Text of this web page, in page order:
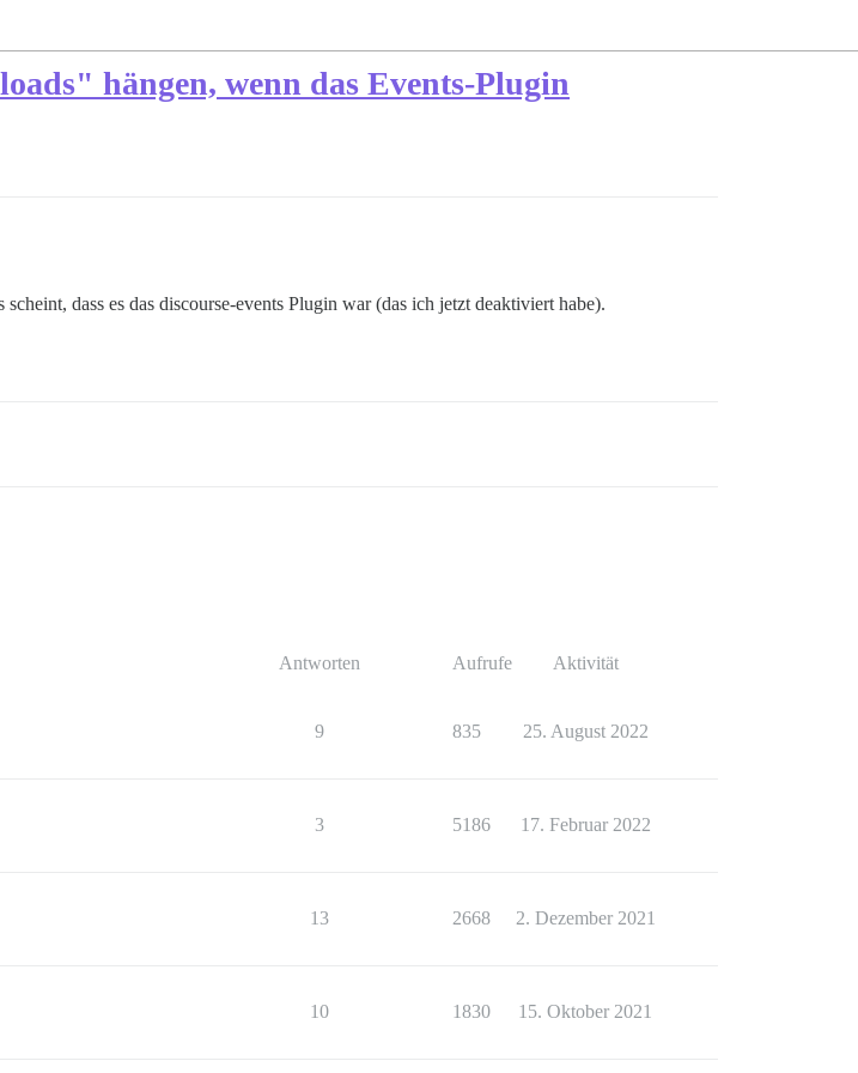
hängen, wenn das Events-Plugin
dass es das discourse-events Plugin war (das ich jetzt deaktiviert habe).
Antworten Aufrufe Aktivität
9 835 25. August 2022
3 5186 17. Februar 2022
13 2668 2. Dezember 2021
10 1830 15. Oktober 2021